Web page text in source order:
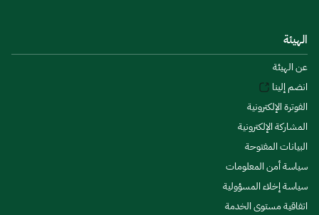
الهيئة
عن الهيئة
انضم إلينا
الفوترة الإلكترونية
المشاركة الإلكترونية
البيانات المفتوحة
سياسة أمن المعلومات
سياسة إخلاء المسؤولية
اتفاقية مستوى الخدمة